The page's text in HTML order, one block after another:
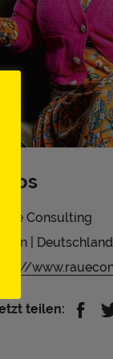
Infos
Raue Consulting
Berlin | Deutschland
http://
teilen: